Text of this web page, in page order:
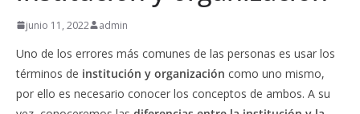
junio 11, 2022 admin
Uno de los errores más comunes de las personas es usar los
términos de institución y organización como uno mismo,
por ello es necesario conocer los conceptos de ambos. A su